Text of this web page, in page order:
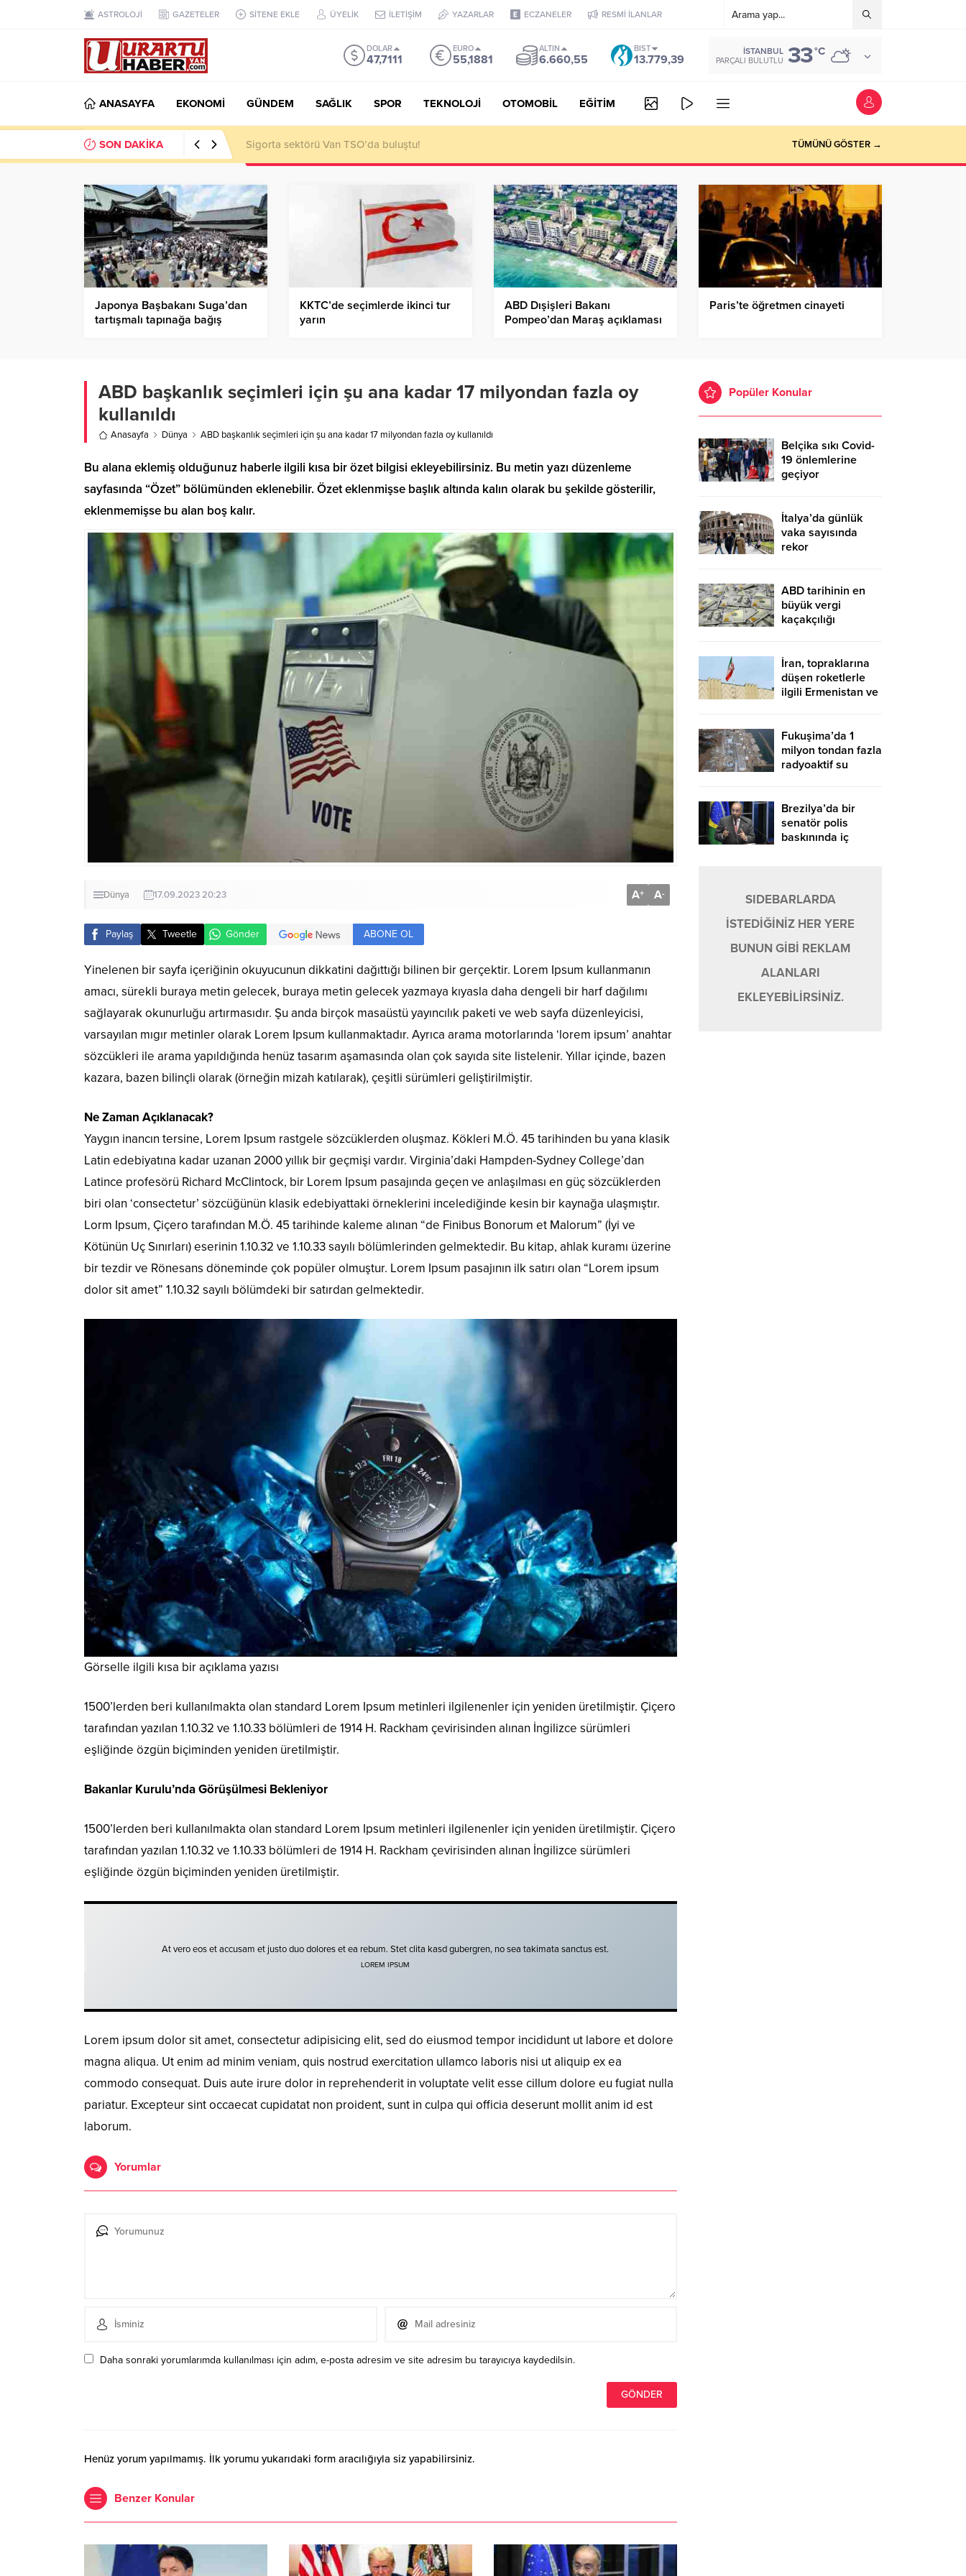
ASTROLOJİ GAZETELER SİTENE EKLE ÜYELİK İLETİŞİM YAZARLAR ECZANELER RESMİ İLANLAR
DOLAR
47,7111
EURO
55,1881
ALTIN
6.660,55
BIST
13.779,39
İSTANBUL
PARÇALI BULUTLU 33°C
ANASAYFA EKONOMİ GÜNDEM SAĞLIK SPOR TEKNOLOJİ OTOMOBİL EĞİTİM
SON DAKİKA VAN TSO: Takip ediyoruz! TÜMÜNÜ GÖSTER →
Japonya Başbakanı Suga’dan
tartışmalı tapınağa bağış
KKTC’de seçimlerde ikinci tur
yarın
ABD Dışişleri Bakanı
Pompeo’dan Maraş açıklaması
Paris’te öğretmen cinayeti
ABD başkanlık seçimleri için şu ana kadar 17 milyondan fazla oy
kullanıldı
Anasayfa Dünya ABD başkanlık seçimleri için şu ana kadar 17 milyondan fazla oy kullanıldı
Bu alana eklemiş olduğunuz haberle ilgili kısa bir özet bilgisi ekleyebilirsiniz. Bu metin yazı düzenleme
sayfasında “Özet” bölümünden eklenebilir. Özet eklenmişse başlık altında kalın olarak bu şekilde gösterilir,
eklenmemişse bu alan boş kalır.
Dünya 17.09.2023 20:23 A+ A-
Paylaş Tweetle Gönder ABONE OL
Yinelenen bir sayfa içeriğinin okuyucunun dikkatini dağıttığı bilinen bir gerçektir. Lorem Ipsum kullanmanın
amacı, sürekli buraya metin gelecek, buraya metin gelecek yazmaya kıyasla daha dengeli bir harf dağılımı
sağlayarak okunurluğu artırmasıdır. Şu anda birçok masaüstü yayıncılık paketi ve web sayfa düzenleyicisi,
varsayılan mıgır metinler olarak Lorem Ipsum kullanmaktadır. Ayrıca arama motorlarında ‘lorem ipsum’ anahtar
sözcükleri ile arama yapıldığında henüz tasarım aşamasında olan çok sayıda site listelenir. Yıllar içinde, bazen
kazara, bazen bilinçli olarak (örneğin mizah katılarak), çeşitli sürümleri geliştirilmiştir.
Ne Zaman Açıklanacak?
Yaygın inancın tersine, Lorem Ipsum rastgele sözcüklerden oluşmaz. Kökleri M.Ö. 45 tarihinden bu yana klasik
Latin edebiyatına kadar uzanan 2000 yıllık bir geçmişi vardır. Virginia’daki Hampden-Sydney College’dan
Latince profesörü Richard McClintock, bir Lorem Ipsum pasajında geçen ve anlaşılması en güç sözcüklerden
biri olan ‘consectetur’ sözcüğünün klasik edebiyattaki örneklerini incelediğinde kesin bir kaynağa ulaşmıştır.
Lorm Ipsum, Çiçero tarafından M.Ö. 45 tarihinde kaleme alınan “de Finibus Bonorum et Malorum” (İyi ve
Kötünün Uç Sınırları) eserinin 1.10.32 ve 1.10.33 sayılı bölümlerinden gelmektedir. Bu kitap, ahlak kuramı üzerine
bir tezdir ve Rönesans döneminde çok popüler olmuştur. Lorem Ipsum pasajının ilk satırı olan “Lorem ipsum
dolor sit amet” 1.10.32 sayılı bölümdeki bir satırdan gelmektedir.
Görselle ilgili kısa bir açıklama yazısı
1500’lerden beri kullanılmakta olan standard Lorem Ipsum metinleri ilgilenenler için yeniden üretilmiştir. Çiçero
tarafından yazılan 1.10.32 ve 1.10.33 bölümleri de 1914 H. Rackham çevirisinden alınan İngilizce sürümleri
eşliğinde özgün biçiminden yeniden üretilmiştir.
Bakanlar Kurulu’nda Görüşülmesi Bekleniyor
1500’lerden beri kullanılmakta olan standard Lorem Ipsum metinleri ilgilenenler için yeniden üretilmiştir. Çiçero
tarafından yazılan 1.10.32 ve 1.10.33 bölümleri de 1914 H. Rackham çevirisinden alınan İngilizce sürümleri
eşliğinde özgün biçiminden yeniden üretilmiştir.
At vero eos et accusam et justo duo dolores et ea rebum. Stet clita kasd gubergren, no sea takimata sanctus est.
LOREM IPSUM
Lorem ipsum dolor sit amet, consectetur adipisicing elit, sed do eiusmod tempor incididunt ut labore et dolore
magna aliqua. Ut enim ad minim veniam, quis nostrud exercitation ullamco laboris nisi ut aliquip ex ea
commodo consequat. Duis aute irure dolor in reprehenderit in voluptate velit esse cillum dolore eu fugiat nulla
pariatur. Excepteur sint occaecat cupidatat non proident, sunt in culpa qui officia deserunt mollit anim id est
laborum.
Yorumlar
Daha sonraki yorumlarımda kullanılması için adım, e-posta adresim ve site adresim bu tarayıcıya kaydedilsin.
Henüz yorum yapılmamış. İlk yorumu yukarıdaki form aracılığıyla siz yapabilirsiniz.
Benzer Konular
Popüler Konular
Belçika sıkı Covid-
19 önlemlerine
geçiyor
İtalya’da günlük
vaka sayısında
rekor
ABD tarihinin en
büyük vergi
kaçakçılığı
İran, topraklarına
düşen roketlerle
ilgili Ermenistan ve
Fukuşima’da 1
milyon tondan fazla
radyoaktif su
Brezilya’da bir
senatör polis
baskınında iç
SIDEBARLARDA
İSTEDİĞİNİZ HER YERE
BUNUN GİBİ REKLAM
ALANLARI
EKLEYEBİLİRSİNİZ.